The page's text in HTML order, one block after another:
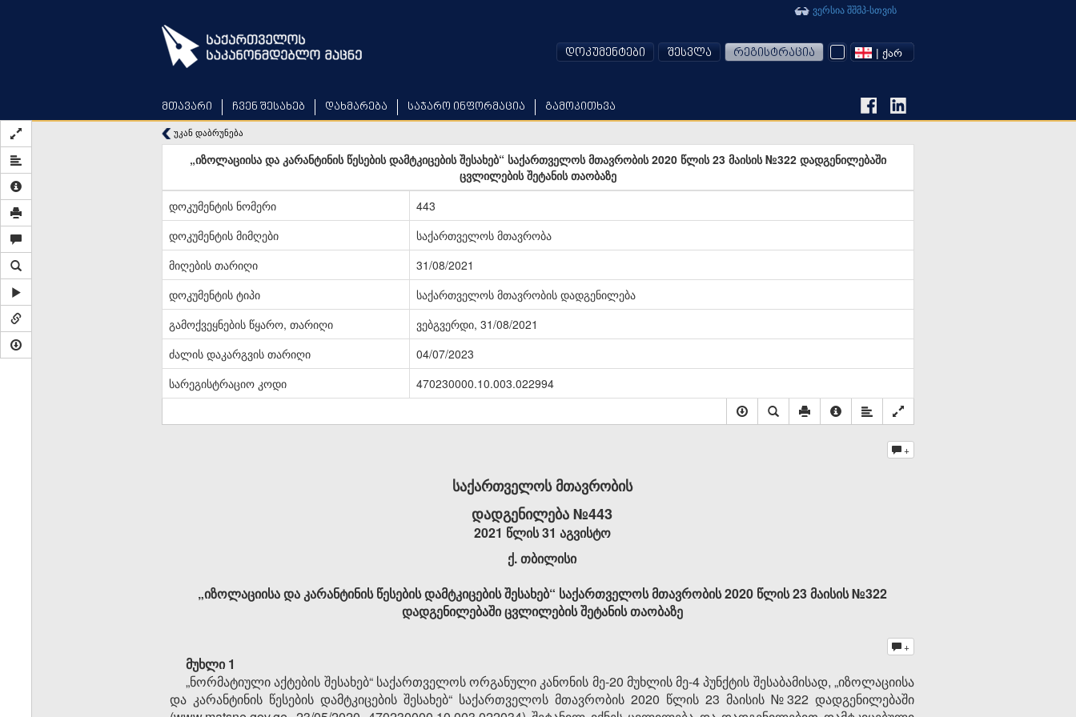
მთავარი ჩვენ შესახებ დახმარება საჯარო ინფორმაცია გამოკითხვა
ვერსია შშმპ-სთვის
დოკუმენტები შესვლა რეგისტრაცია | ᲥᲐᲠ
უკან დაბრუნება
„იზოლაციისა და კარანტინის წესების დამტკიცების შესახებ“ საქართველოს მთავრობის 2020 წლის 23 მაისის №322 დადგენილებაში
ცვლილების შეტანის თაობაზე
დოკუმენტის ნომერი
443
დოკუმენტის მიმღები
საქართველოს მთავრობა
მიღების თარიღი
31/08/2021
დოკუმენტის ტიპი
საქართველოს მთავრობის დადგენილება
გამოქვეყნების წყარო, თარიღი
ვებგვერდი, 31/08/2021
ძალის დაკარგვის თარიღი
04/07/2023
სარეგისტრაციო კოდი
470230000.10.003.022994
+
საქართველოს მთავრობის
დადგენილება №443
2021 წლის 31 აგვისტო
ქ. თბილისი
„იზოლაციისა და კარანტინის წესების დამტკიცების შესახებ“ საქართველოს მთავრობის 2020 წლის 23 მაისის №322
დადგენილებაში ცვლილების შეტანის თაობაზე
+
მუხლი 1
„ნორმატიული აქტების შესახებ“ საქართველოს ორგანული კანონის მე-20 მუხლის მე-4 პუნქტის შესაბამისად, „იზოლაციისა
და კარანტინის წესების დამტკიცების შესახებ“ საქართველოს მთავრობის 2020 წლის 23 მაისის №322 დადგენილებაში